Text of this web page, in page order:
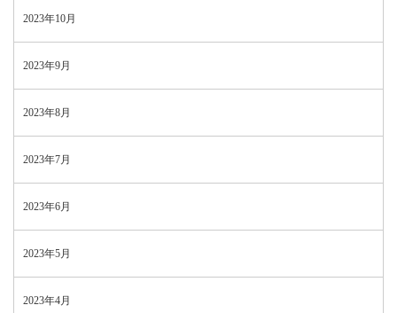
2023年10月
2023年9月
2023年8月
2023年7月
2023年6月
2023年5月
2023年4月